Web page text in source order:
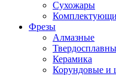
Сухожары
Фрезы
Алмазные
Керамика
Корундовые